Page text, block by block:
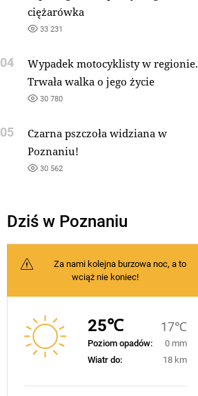
ciężarówka
33 231
04
Wypadek motocyklisty w regionie.
Trwała walka o jego życie
30 780
05
Czarna pszczoła widziana w
Poznaniu!
30 562
Dziś w Poznaniu
Za nami kolejna burzowa noc, a to
wciąż nie koniec!
25℃ 17℃
Poziom opadów:
0 mm
Wiatr do:
18 km